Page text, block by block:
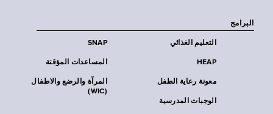
البرامج
SNAP التعليم الغذائي
المساعدات المؤقتة HEAP
المرآة والرضع والاطفال
(WIC)
معونة رعاية الطفل
الوجبات المدرسية